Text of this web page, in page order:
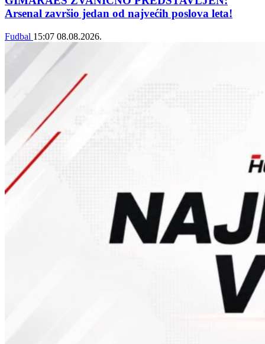
Arsenal završio jedan od najvećih poslova leta!
Fudbal 15:07 08.08.2026.